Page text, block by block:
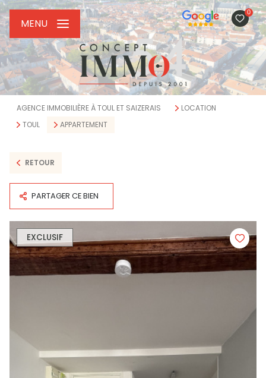
0
MENU
AGENCE IMMOBILIÈRE À TOUL ET SAIZERAIS
LOCATION
TOUL
APPARTEMENT
RETOUR
PARTAGER CE BIEN
EXCLUSIF